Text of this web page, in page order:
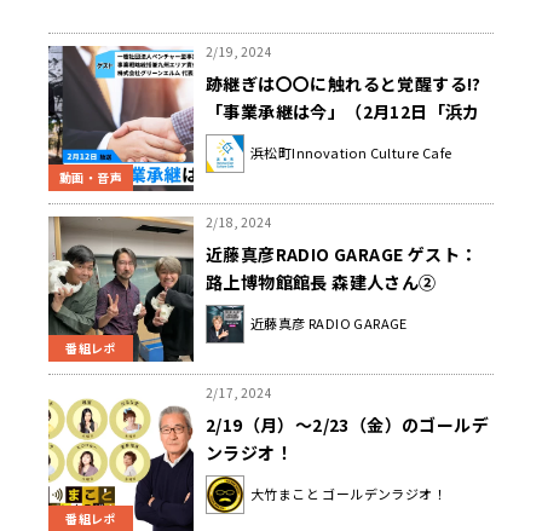
動画・音声
2/19, 2024
跡継ぎは〇〇に触れると覚醒する!?
「事業承継は今」（2月12日「浜カ
フェ」）山岸勇太 西野文貴
浜松町Innovation Culture Cafe
番組レポ
2/18, 2024
近藤真彦RADIO GARAGE ゲスト：
路上博物館館長 森建人さん②
近藤真彦 RADIO GARAGE
番組レポ
2/17, 2024
2/19（月）～2/23（金）のゴールデ
ンラジオ！
大竹まこと ゴールデンラジオ！